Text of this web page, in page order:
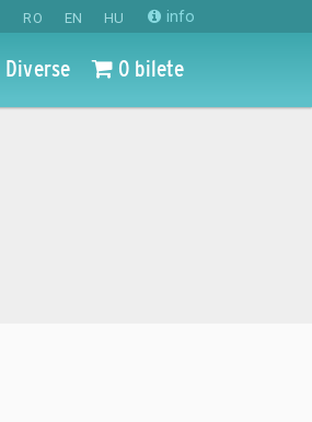
RO EN HU info
Diverse 0 bilete